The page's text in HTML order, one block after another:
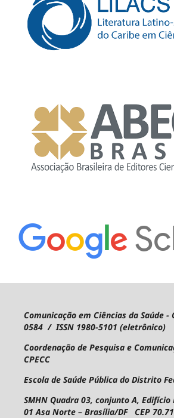
Comunicação em Ciências da Saúde
0584 / ISSN 1980-5101 (eletrônico)
Coordenação de Pesquisa e
CPECC
Escola de Saúde Pública do Distrito
SMHN Quadra 03, conjunto A, Edifício
01Asa Norte – Brasília/DF CEP